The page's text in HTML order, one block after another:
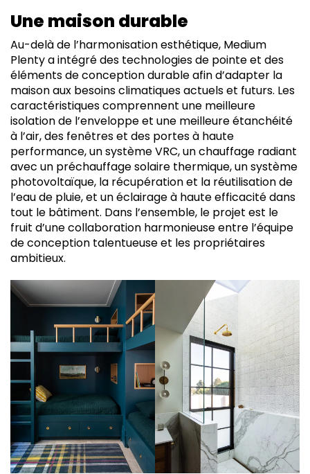
Une maison durable
Au-delà de l’harmonisation esthétique, Medium
Plenty a intégré des technologies de pointe et des
éléments de conception durable afin d’adapter la
maison aux besoins climatiques actuels et futurs. Les
caractéristiques comprennent une meilleure
isolation de l’enveloppe et une meilleure étanchéité
à l’air, des fenêtres et des portes à haute
performance, un système VRC, un chauffage radiant
avec un préchauffage solaire thermique, un système
photovoltaïque, la récupération et la réutilisation de
l’eau de pluie, et un éclairage à haute efficacité dans
tout le bâtiment. Dans l’ensemble, le projet est le
fruit d’une collaboration harmonieuse entre l’équipe
de conception talentueuse et les propriétaires
ambitieux.